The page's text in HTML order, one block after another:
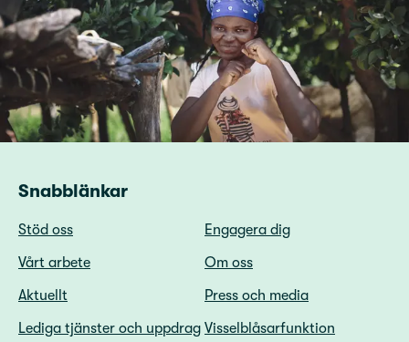
Snabblänkar
Stöd oss
Engagera dig
Vårt arbete
Om oss
Aktuellt
Press och media
Lediga tjänster och uppdrag Visselblåsarfunktion